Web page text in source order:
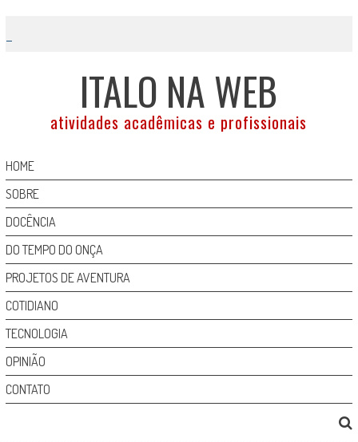
content
ITALO NA WEB
atividades acadêmicas e profissionais
HOME
SOBRE
DOCÊNCIA
DO TEMPO DO ONÇA
PROJETOS DE AVENTURA
COTIDIANO
TECNOLOGIA
OPINIÃO
CONTATO